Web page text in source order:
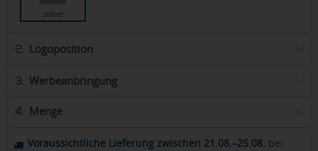
silber
2. Logoposition
3. Werbeanbringung
4. Menge
Voraussichtliche Lieferung zwischen 21.08.–25.08. bei